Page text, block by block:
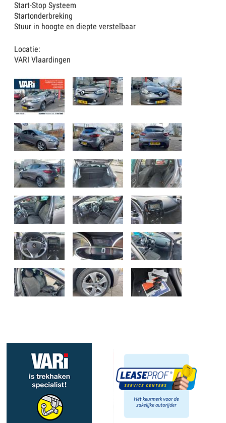
Start-Stop Systeem
Startonderbreking
Stuur in hoogte en diepte verstelbaar
Locatie:
VARI Vlaardingen